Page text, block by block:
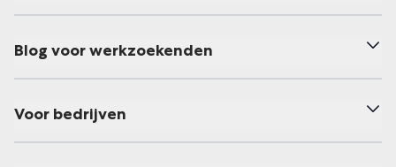
Blog voor werkzoekenden
Voor bedrijven